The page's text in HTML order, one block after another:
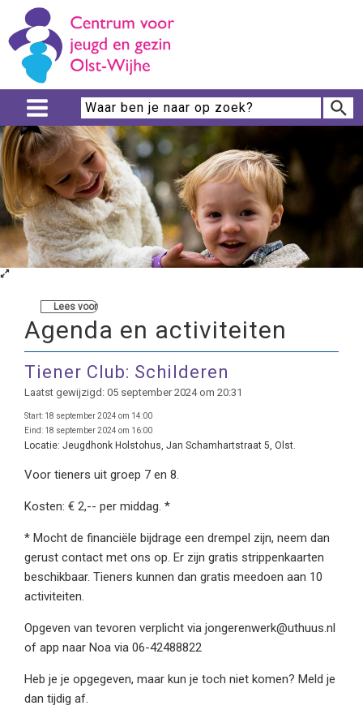
Lees voor
Agenda en activiteiten
Tiener Club: Schilderen
Laatst gewijzigd: 05 september 2024 om 20:31
Start: 18 september 2024 om 14:00
Eind: 18 september 2024 om 16:00
Locatie: Jeugdhonk Holstohus, Jan Schamhartstraat 5, Olst.
Voor tieners uit groep 7 en 8.
Kosten: € 2,-- per middag. *
* Mocht de financiële bijdrage een drempel zijn, neem dan
gerust contact met ons op. Er zijn gratis strippenkaarten
beschikbaar. Tieners kunnen dan gratis meedoen aan 10
activiteiten.
Opgeven van tevoren verplicht via jongerenwerk@uthuus.nl
of app naar Noa via 06-42488822
Heb je je opgegeven, maar kun je toch niet komen? Meld je
dan tijdig af.